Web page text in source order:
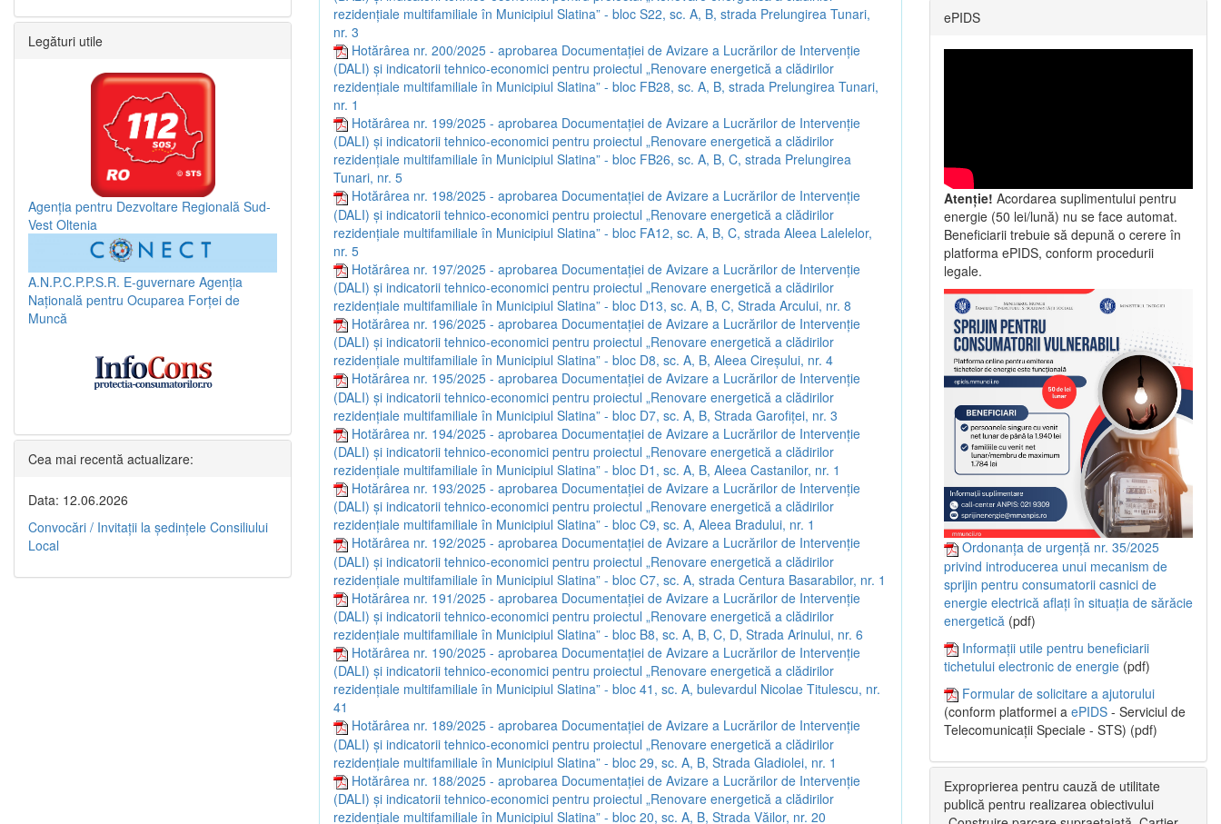
rezidențiale multifamiliale în Municipiul Slatina” - bloc S22, sc. A, B, strada Prelungirea Tunari,
nr. 3
Hotărârea nr. 200/2025 - aprobarea Documentației de Avizare a Lucrărilor de Intervenție
(DALI) și indicatorii tehnico-economici pentru proiectul „Renovare energetică a clădirilor
rezidențiale multifamiliale în Municipiul Slatina” - bloc FB28, sc. A, B, strada Prelungirea Tunari,
nr. 1
Hotărârea nr. 199/2025 - aprobarea Documentației de Avizare a Lucrărilor de Intervenție
(DALI) și indicatorii tehnico-economici pentru proiectul „Renovare energetică a clădirilor
rezidențiale multifamiliale în Municipiul Slatina” - bloc FB26, sc. A, B, C, strada Prelungirea
Tunari, nr. 5
Hotărârea nr. 198/2025 - aprobarea Documentației de Avizare a Lucrărilor de Intervenție
(DALI) și indicatorii tehnico-economici pentru proiectul „Renovare energetică a clădirilor
rezidențiale multifamiliale în Municipiul Slatina” - bloc FA12, sc. A, B, C, strada Aleea Lalelelor,
nr. 5
Hotărârea nr. 197/2025 - aprobarea Documentației de Avizare a Lucrărilor de Intervenție
(DALI) și indicatorii tehnico-economici pentru proiectul „Renovare energetică a clădirilor
rezidențiale multifamiliale în Municipiul Slatina” - bloc D13, sc. A, B, C, Strada Arcului, nr. 8
Hotărârea nr. 196/2025 - aprobarea Documentației de Avizare a Lucrărilor de Intervenție
(DALI) și indicatorii tehnico-economici pentru proiectul „Renovare energetică a clădirilor
rezidențiale multifamiliale în Municipiul Slatina” - bloc D8, sc. A, B, Aleea Cireșului, nr. 4
Hotărârea nr. 195/2025 - aprobarea Documentației de Avizare a Lucrărilor de Intervenție
(DALI) și indicatorii tehnico-economici pentru proiectul „Renovare energetică a clădirilor
rezidențiale multifamiliale în Municipiul Slatina” - bloc D7, sc. A, B, Strada Garofiței, nr. 3
Hotărârea nr. 194/2025 - aprobarea Documentației de Avizare a Lucrărilor de Intervenție
(DALI) și indicatorii tehnico-economici pentru proiectul „Renovare energetică a clădirilor
rezidențiale multifamiliale în Municipiul Slatina” - bloc D1, sc. A, B, Aleea Castanilor, nr. 1
Hotărârea nr. 193/2025 - aprobarea Documentației de Avizare a Lucrărilor de Intervenție
(DALI) și indicatorii tehnico-economici pentru proiectul „Renovare energetică a clădirilor
rezidențiale multifamiliale în Municipiul Slatina” - bloc C9, sc. A, Aleea Bradului, nr. 1
Hotărârea nr. 192/2025 - aprobarea Documentației de Avizare a Lucrărilor de Intervenție
(DALI) și indicatorii tehnico-economici pentru proiectul „Renovare energetică a clădirilor
rezidențiale multifamiliale în Municipiul Slatina” - bloc C7, sc. A, strada Centura Basarabilor, nr. 1
Hotărârea nr. 191/2025 - aprobarea Documentației de Avizare a Lucrărilor de Intervenție
(DALI) și indicatorii tehnico-economici pentru proiectul „Renovare energetică a clădirilor
rezidențiale multifamiliale în Municipiul Slatina” - bloc B8, sc. A, B, C, D, Strada Arinului, nr. 6
Hotărârea nr. 190/2025 - aprobarea Documentației de Avizare a Lucrărilor de Intervenție
(DALI) și indicatorii tehnico-economici pentru proiectul „Renovare energetică a clădirilor
rezidențiale multifamiliale în Municipiul Slatina” - bloc 41, sc. A, bulevardul Nicolae Titulescu, nr.
41
Hotărârea nr. 189/2025 - aprobarea Documentației de Avizare a Lucrărilor de Intervenție
(DALI) și indicatorii tehnico-economici pentru proiectul „Renovare energetică a clădirilor
rezidențiale multifamiliale în Municipiul Slatina” - bloc 29, sc. A, B, Strada Gladiolei, nr. 1
Hotărârea nr. 188/2025 - aprobarea Documentației de Avizare a Lucrărilor de Intervenție
(DALI) și indicatorii tehnico-economici pentru proiectul „Renovare energetică a clădirilor
rezidențiale multifamiliale în Municipiul Slatina” - bloc 20, sc. A, B, Strada Văilor, nr. 20
Legături utile
Agenția pentru Dezvoltare Regională Sud-
Vest Oltenia
A.N.P.C.P.P.S.R. E-guvernare Agenția
Națională pentru Ocuparea Forței de
Muncă
Cea mai recentă actualizare:
Data: 12.06.2026
Convocări / Invitaţii la şedinţele Consiliului
Local
ePIDS
Atenție! Acordarea suplimentului pentru
energie (50 lei/lună) nu se face automat.
Beneficiarii trebuie să depună o cerere în
platforma ePIDS, conform procedurii
legale.
Ordonanța de urgență nr. 35/2025
privind introducerea unui mecanism de
sprijin pentru consumatorii casnici de
energie electrică aflați în situația de sărăcie
energetică (pdf)
Informații utile pentru beneficiarii
tichetului electronic de energie (pdf)
Formular de solicitare a ajutorului
(conform platformei a ePIDS - Serviciul de
Telecomunicații Speciale - STS) (pdf)
Exproprierea pentru cauză de utilitate
publică pentru realizarea obiectivului